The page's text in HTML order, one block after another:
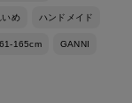
いめ ハンドメイド
165cm GANNI